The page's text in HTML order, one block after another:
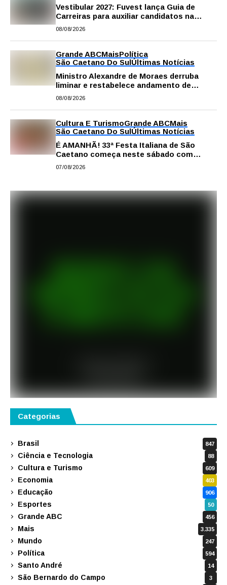
Vestibular 2027: Fuvest lança Guia de
Carreiras para auxiliar candidatos na
escolha da profissão
08/08/2026
Grande ABCMaisPolítica
São Caetano Do SulÚltimas Notícias
Ministro Alexandre de Moraes derruba
liminar e restabelece andamento de
comissão processante contra vereador
08/08/2026
Cultura E TurismoGrande ABCMais
São Caetano Do SulÚltimas Notícias
É AMANHÃ! 33ª Festa Italiana de São
Caetano começa neste sábado com
gastronomia, música e solidariedade
07/08/2026
Categorias
Brasil 847
Ciência e Tecnologia 88
Cultura e Turismo 609
Economia 403
Educação 906
Esportes 50
Grande ABC 456
Mais 3.335
Mundo 247
Política 594
Santo André 14
São Bernardo do Campo 3